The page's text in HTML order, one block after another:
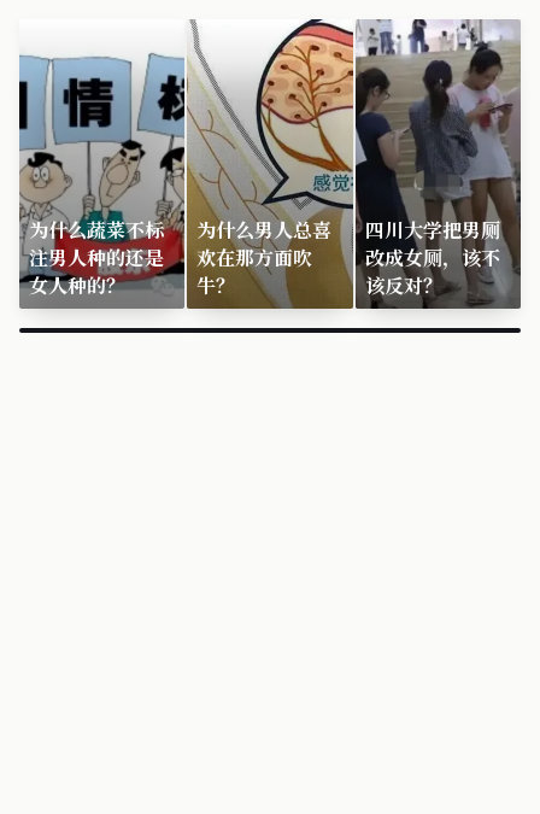
为什么蔬菜不标
注男人种的还是
女人种的？
为什么男人总喜
欢在那方面吹
牛？
四川大学把男厕
改成女厕，该不
该反对？